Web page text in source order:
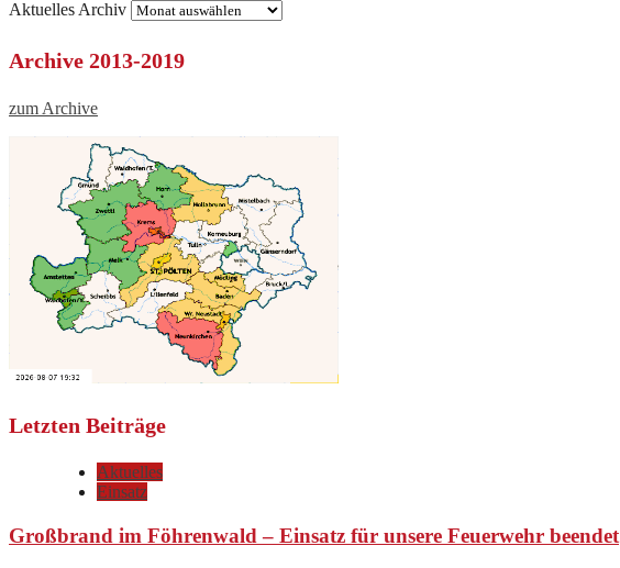
Aktuelles Archiv
Archive 2013-2019
zum Archive
Letzten Beiträge
Aktuelles
Einsatz
Großbrand im Föhrenwald – Einsatz für unsere Feuerwehr beendet